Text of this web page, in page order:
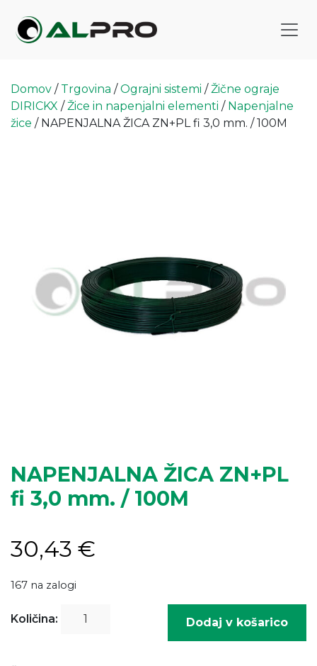
Domov / Trgovina /Ograjni sistemi /Žične ograje
DIRICKX /Žice in napenjalni elementi / Napenjalne
žice / NAPENJALNA ŽICA ZN+PL fi 3,0 mm. / 100M
NAPENJALNA ŽICA ZN+PL
fi 3,0 mm. / 100M
30,43 €
167 na zalogi
Količina:
NAPENJALNA
Dodaj v košarico